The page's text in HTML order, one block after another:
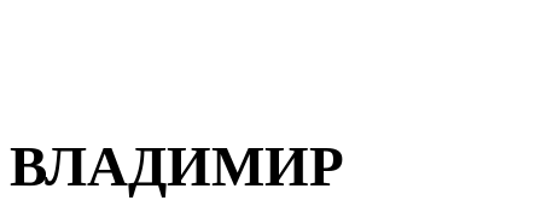
ВЛАДИМИР